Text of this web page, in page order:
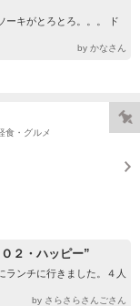
ーキがとろとろ。。。 ド
by かなさん
食・グルメ
２・ハッピー”
ランチに行きました。４人
by さらさらさんごさん